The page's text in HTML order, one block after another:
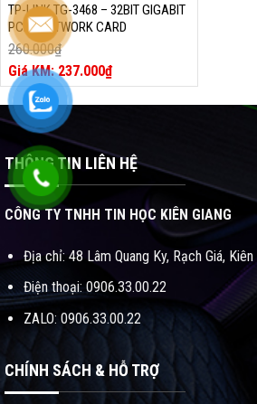
TP-LINK TG-3468 – 32BIT GIGABIT
PCI-E NETWORK CARD
260.000₫
Giá
gốc
là:
260.000₫.
237.000₫
Giá
hiện
tại
là:
237.000₫.
THÔNG TIN LIÊN HỆ
CÔNG TY TNHH TIN HỌC KIÊN GIANG
Địa chỉ: 48 Lâm Quang Ky, Rạch Giá, Kiên
Điện thoại: 0906.33.00.22
ZALO: 0906.33.00.22
CHÍNH SÁCH & HỖ TRỢ